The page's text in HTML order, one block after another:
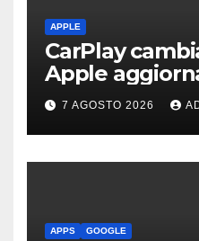
APPLE
CarPlay
Apple
Podcast in
7 AGOSTO 2026
APPS GOOGLE